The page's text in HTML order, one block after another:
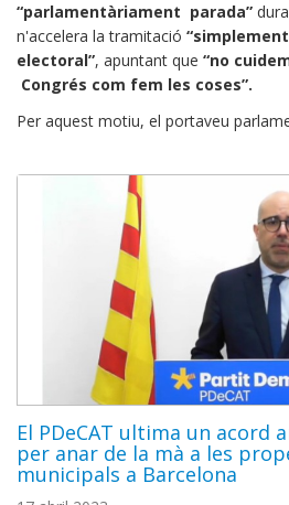
“parlamentàriament parada”
n'accelera la tramitació
electoral”, apuntant que “no
Congrés com fem les coses”.
Per aquest motiu, el portaveu
El PDeCAT ultima un acord
per anar de la mà a les
municipals a Barcelona